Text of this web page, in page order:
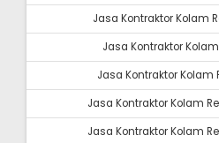
Jasa Kontraktor Kolam
Jasa Kontraktor
Jasa Kontraktor Kolam
Jasa Kontraktor Kolam
Jasa Kontraktor Kolam